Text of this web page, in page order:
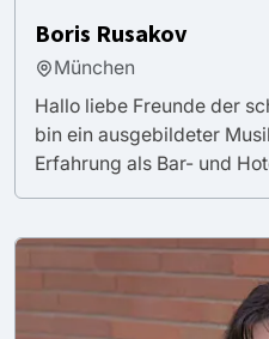
Boris Rusakov
München
Hallo liebe Freunde der
bin ein ausgebildeter
Erfahrung als Bar- und